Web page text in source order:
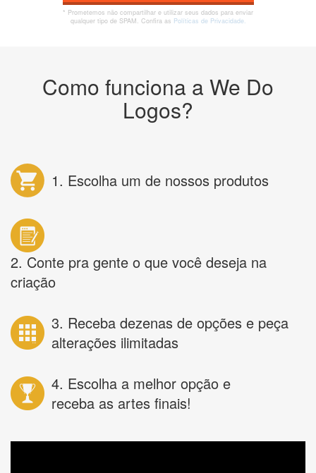
* Prometemos não compartilhar e utilizar seus dados para enviar
qualquer tipo de SPAM. Confira as Políticas de Privacidade.
Como funciona a We Do
Logos?
1. Escolha um de nossos produtos
2. Conte pra gente o que você deseja na
criação
3. Receba dezenas de opções e peça
alterações ilimitadas
4. Escolha a melhor opção e
receba as artes finais!